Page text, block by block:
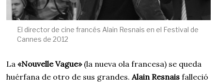
El director de cine francés Alain Resnais en el Festival de
Cannes de 2012
La«Nouvelle Vague»(la nueva ola francesa) se queda
huérfana de otro de sus grandes.Alain Resnaisfalleció